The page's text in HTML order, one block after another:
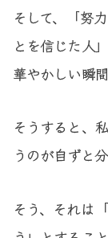
そして、「努
とを信じた人」
華やかしい瞬
そうすると、
うのが自ずと
そう、それは